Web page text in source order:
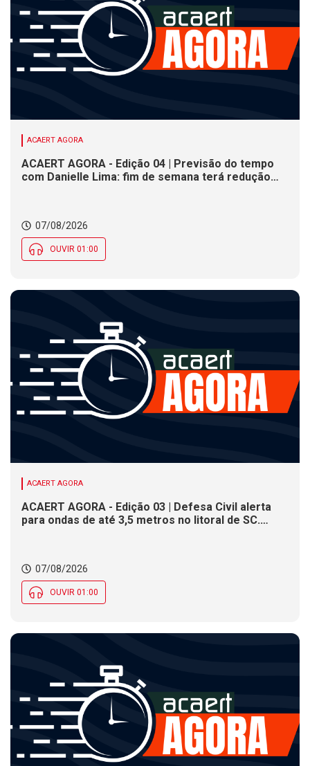
ACAERT AGORA
ACAERT AGORA - Edição 04 | Previsão do tempo
com Danielle Lima: fim de semana terá redução
07/08/2026
OUVIR 01:00
ACAERT AGORA
ACAERT AGORA - Edição 03 | Defesa Civil alerta
para ondas de até 3,5 metros no litoral de SC.
07/08/2026
OUVIR 01:00